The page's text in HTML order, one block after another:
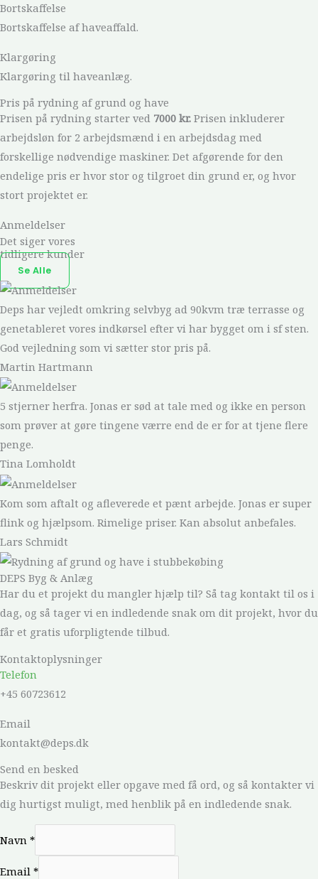
Bortskaffelse
Bortskaffelse af haveaffald.
Klargøring
Klargøring til haveanlæg.
Pris på rydning af grund og have
Prisen på rydning starter ved 7000 kr. Prisen inkluderer
arbejdsløn for 2 arbejdsmænd i en arbejdsdag med
forskellige nødvendige maskiner. Det afgørende for den
endelige pris er hvor stor og tilgroet din grund er, og hvor
stort projektet er.
Anmeldelser
Det siger vores
tidligere kunder
Se Alle
Deps har vejledt omkring selvbyg ad 90kvm træ terrasse og
genetableret vores indkørsel efter vi har bygget om i sf sten.
God vejledning som vi sætter stor pris på.
Martin Hartmann
5 stjerner herfra. Jonas er sød at tale med og ikke en person
som prøver at gøre tingene værre end de er for at tjene flere
penge.
Tina Lomholdt
Kom som aftalt og afleverede et pænt arbejde. Jonas er super
flink og hjælpsom. Rimelige priser. Kan absolut anbefales.
Lars Schmidt
DEPS Byg & Anlæg
Har du et projekt du mangler hjælp til? Så tag kontakt til os i
dag, og så tager vi en indledende snak om dit projekt, hvor du
får et gratis uforpligtende tilbud.
Kontaktoplysninger
Telefon
+45 60723612
Email
kontakt@deps.dk
Send en besked
Beskriv dit projekt eller opgave med få ord, og så kontakter vi
dig hurtigst muligt, med henblik på en indledende snak.
Navn *
Email *